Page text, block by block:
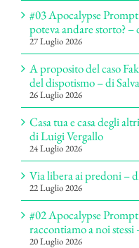
#03 Apocalypse
poteva andare storto?
27 Luglio 2026
A proposito del caso
del dispotismo – di
26 Luglio 2026
Casa tua e casa degli
di Luigi Vergallo
24 Luglio 2026
Via libera ai predoni –
22 Luglio 2026
#02 Apocalypse
raccontiamo a noi
20 Luglio 2026